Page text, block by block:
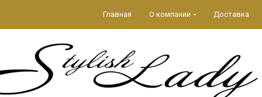
Главная О компании Доставка